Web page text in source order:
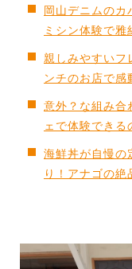
岡山デニムのカ
ミシン体験で雅
親しみやすいフ
ンチのお店で感
意外？な組み合
ェで体験できる
海鮮丼が自慢の
り！アナゴの絶